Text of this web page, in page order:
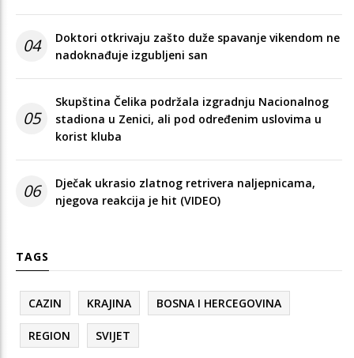
04
Doktori otkrivaju zašto duže spavanje vikendom ne
nadoknađuje izgubljeni san
05
Skupština Čelika podržala izgradnju Nacionalnog
stadiona u Zenici, ali pod određenim uslovima u
korist kluba
06
Dječak ukrasio zlatnog retrivera naljepnicama,
njegova reakcija je hit (VIDEO)
TAGS
CAZIN KRAJINA BOSNA I HERCEGOVINA
REGION SVIJET